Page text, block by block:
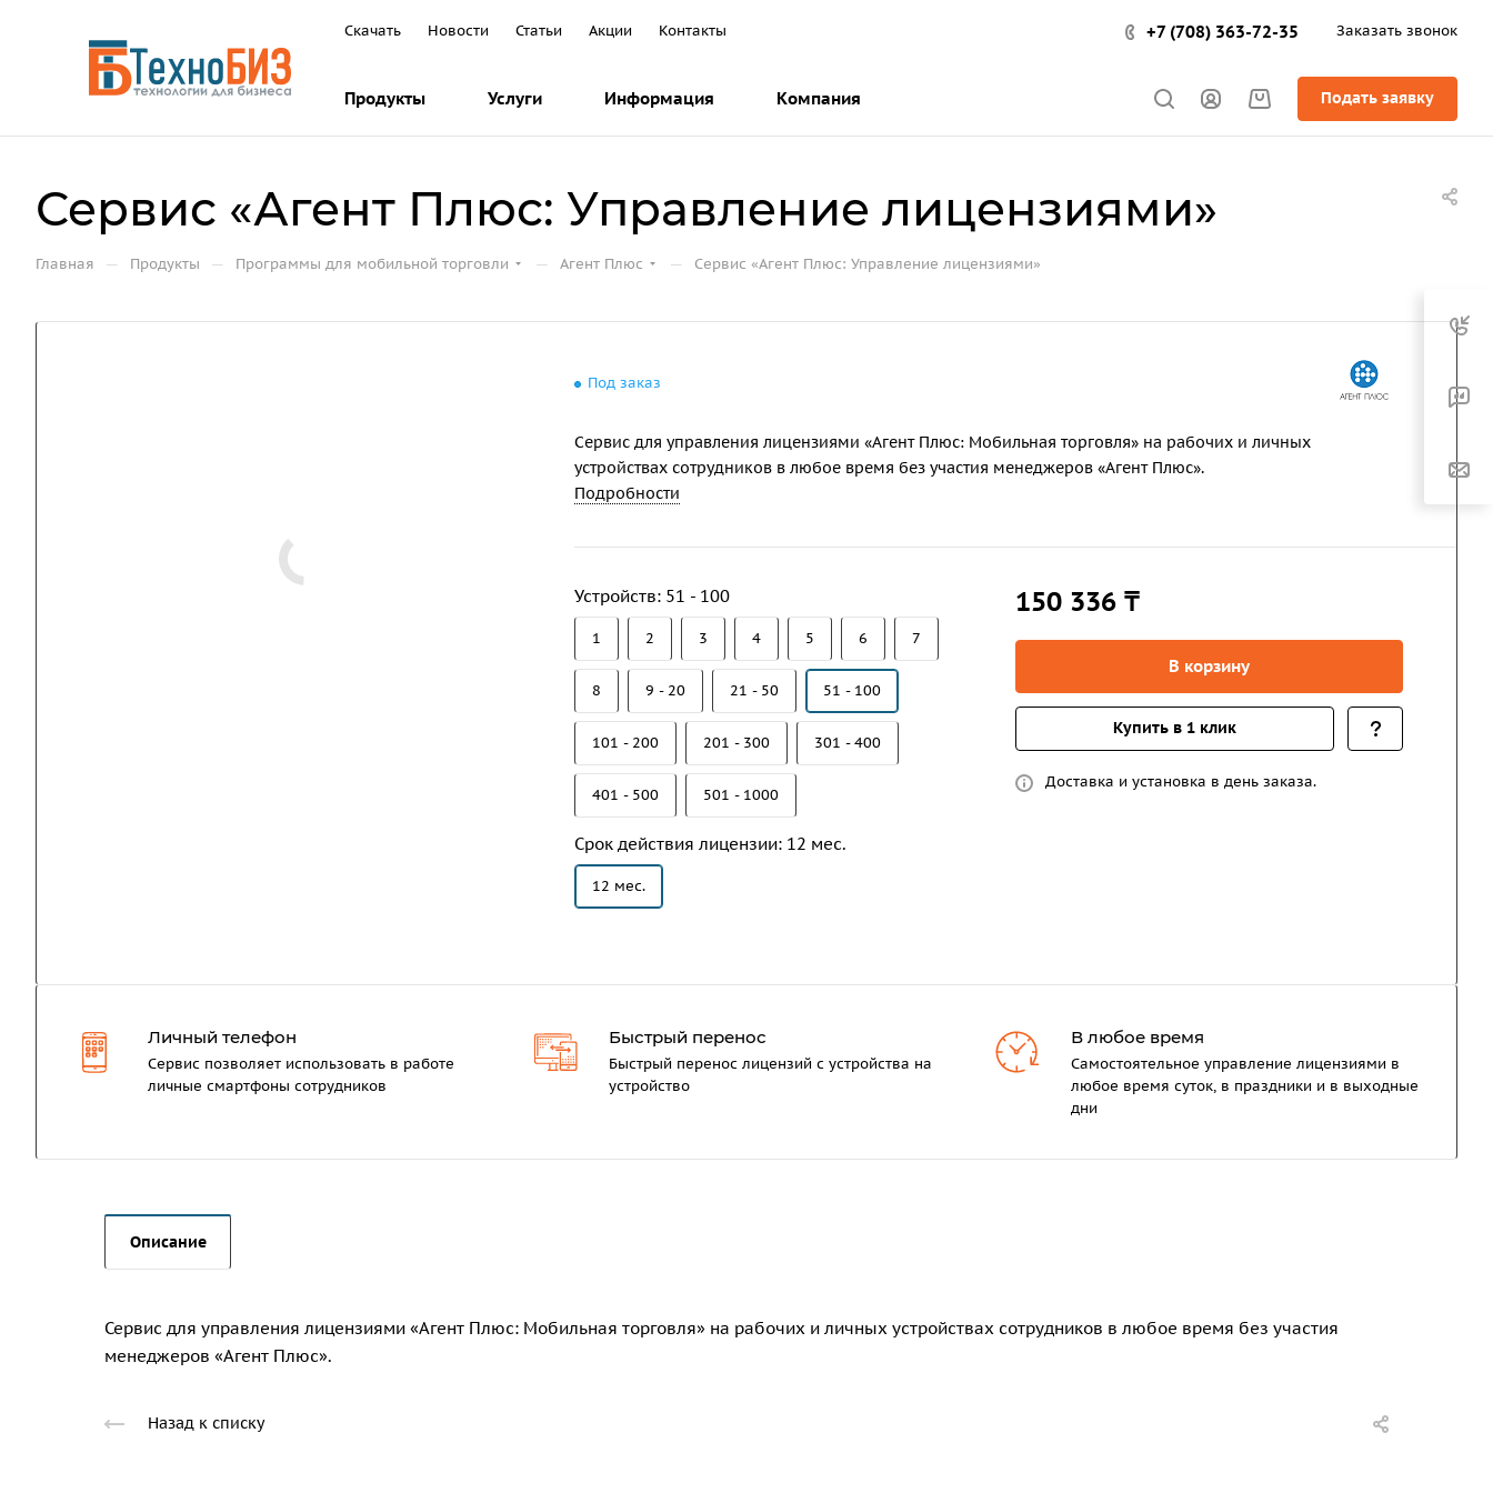
Скачать Новости Статьи Акции Контакты +7 (708) 363-72-35 Заказать звонок
Продукты Услуги Информация Компания Подать заявку
Сервис «Агент Плюс: Управление лицензиями»
Главная — Продукты — Программы для мобильной торговли — Агент Плюс — Сервис «Агент Плюс: Управление лицензиями»
Под заказ
Сервис для управления лицензиями «Агент Плюс: Мобильная торговля» на рабочих и личных
устройствах сотрудников в любое время без участия менеджеров «Агент Плюс».
Подробности
Устройств: 51 - 100
1 2 3 4 5 6 7
8 9 - 20 21 - 50 51 - 100
101 - 200 201 - 300 301 - 400
401 - 500 501 - 1000
Срок действия лицензии: 12 мес.
12 мес.
150 336 ₸
В корзину
Купить в 1 клик
Доставка и установка в день заказа.
Личный телефон
Сервис позволяет использовать в работе
личные смартфоны сотрудников
Быстрый перенос
Быстрый перенос лицензий с устройства на
устройство
В любое время
Самостоятельное управление лицензиями в
любое время суток, в праздники и в выходные
дни
Описание
Сервис для управления лицензиями «Агент Плюс: Мобильная торговля» на рабочих и личных устройствах сотрудников в любое время без участия
менеджеров «Агент Плюс».
Назад к списку